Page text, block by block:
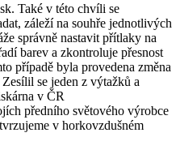
Také v této chvíli se
záleží na souhře jednotlivých
správně nastavit přítlaky na
barev a zkontroluje přesnost
případě byla provedena změna
se jeden z výtažků a
v ČR
předního světového výrobce
v horkovzdušném